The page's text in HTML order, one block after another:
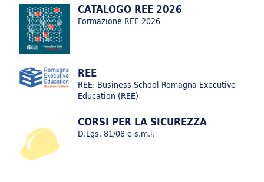
MANAGER LAB
Nuovo catalogo REE 2026
CATALOGO REE 2026
Formazione REE 2026
REE
REE: Business School Romagna Executive
Education (REE)
CORSI PER LA SICUREZZA
D.Lgs. 81/08 e s.m.i.